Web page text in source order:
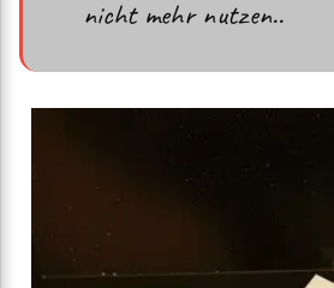
nicht mehr nutzen..